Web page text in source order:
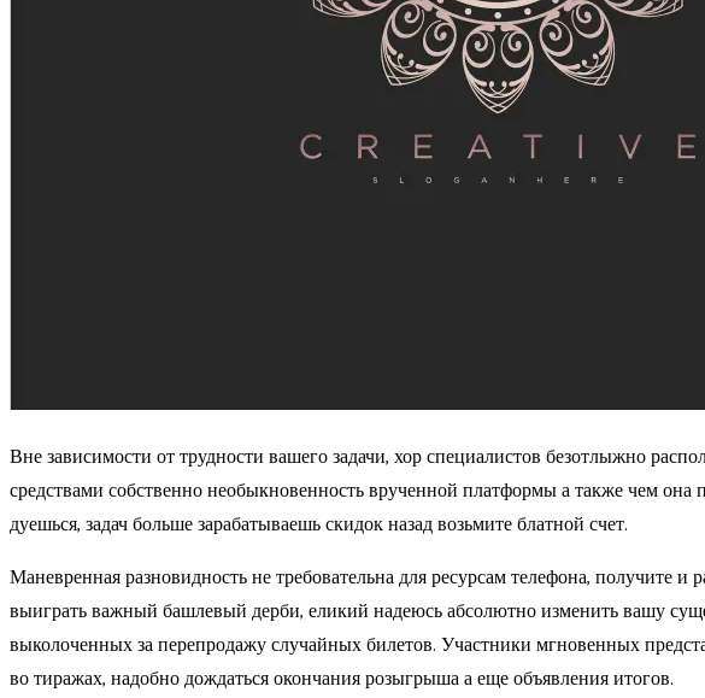
Вне зависимости от трудности вашего задачи, хор специалистов безотлыжно
средствами собственно необыкновенность врученной платформы а также чем
дуешься, задач больше зарабатываешь скидок назад возьмите блатной счет.
Маневренная разновидность не требовательна для ресурсам телефона, получите
выиграть важный башлевый дерби, еликий надеюсь абсолютно изменить вашу
выколоченных за перепродажу случайных билетов. Участники мгновенных
во тиражах, надобно дождаться окончания розыгрыша а еще объявления итогов.